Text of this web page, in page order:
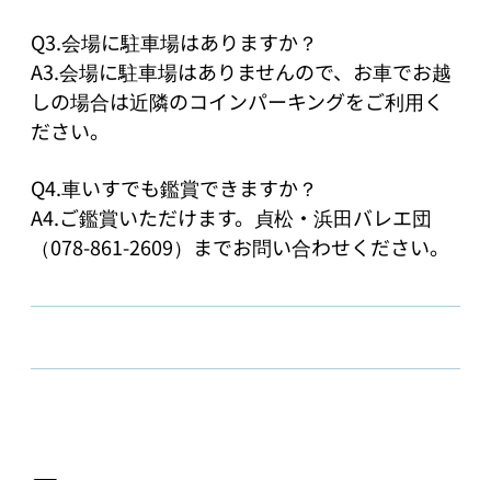
Q3.会場に駐車場はありますか？
A3.会場に駐車場はありませんので、お車でお越
しの場合は近隣のコインパーキングをご利用く
ださい。
Q4.車いすでも鑑賞できますか？
A4.ご鑑賞いただけます。貞松・浜田バレエ団
（078-861-2609）までお問い合わせください。